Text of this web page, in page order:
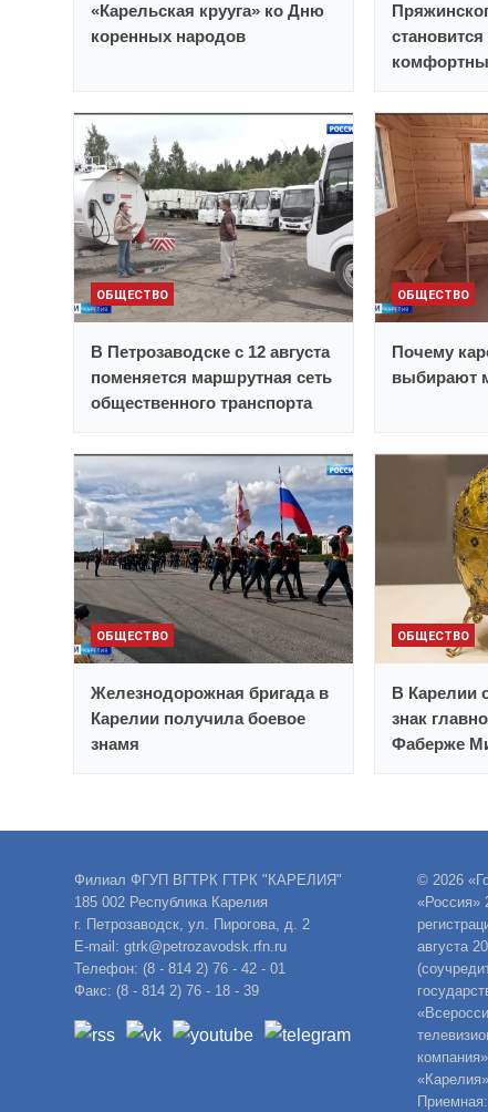
«Карельская крууга» ко Дню
коренных народов
ОБЩЕСТВО
В Петрозаводске с 12 августа
поменяется маршрутная сеть
общественного транспорта
ОБЩЕСТВО
Почему
выбирают
ОБЩЕСТВО
Железнодорожная бригада в
Карелии получила боевое
знамя
ОБЩЕСТВО
В Карелии
знак
Фаберже
Филиал ФГУП ВГТРК ГТРК "КАРЕЛИЯ"
185 002 Республика Карелия
г. Петрозаводск, ул. Пирогова, д. 2
E-mail: gtrk@petrozavodsk.rfn.ru
Телефон: (8 - 814 2) 76 - 42 - 01
Факс: (8 - 814 2) 76 - 18 - 39
© 2026
«Россия»
августа